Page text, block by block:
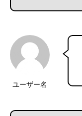
ユーザー名